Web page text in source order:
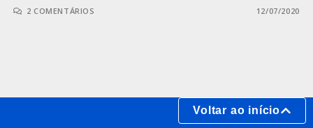
2 COMENTÁRIOS 12/07/2020
Voltar ao início